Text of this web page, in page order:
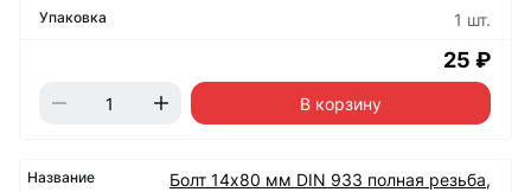
1 шт.
25 ₽
В корзину
Болт 14х80 мм DIN 933 полная резьба,